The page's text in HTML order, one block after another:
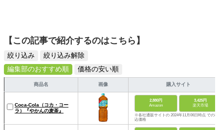
【この記事で紹介するのはこちら】
絞り込み
絞り込み解除
編集部のおすすめ順
価格の安い順
商品名 画像 購入サイト
Coca-Cola（コカ・コー
ラ）『やかんの麦茶』
2,880円
Amazon
3,425円
楽天市場
※各社通販サイトの 2024年11月06日時点 での税
込価格